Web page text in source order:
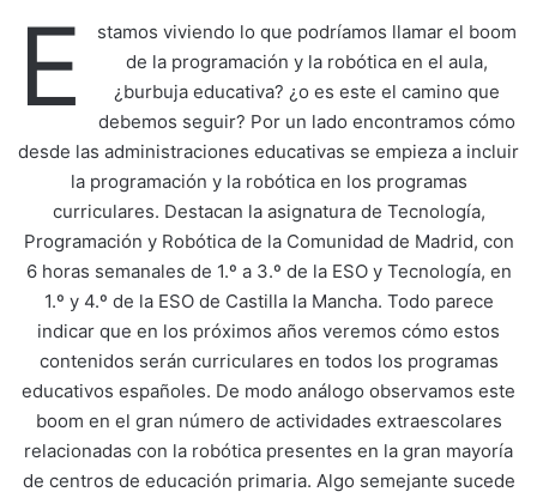
E
stamos viviendo lo que podríamos llamar el boom
de la programación y la robótica en el aula,
¿burbuja educativa? ¿o es este el camino que
debemos seguir? Por un lado encontramos cómo
desde las administraciones educativas se empieza a incluir
la programación y la robótica en los programas
curriculares. Destacan la asignatura de Tecnología,
Programación y Robótica de la Comunidad de Madrid, con
6 horas semanales de 1.º a 3.º de la ESO y Tecnología, en
1.º y 4.º de la ESO de Castilla la Mancha. Todo parece
indicar que en los próximos años veremos cómo estos
contenidos serán curriculares en todos los programas
educativos españoles. De modo análogo observamos este
boom en el gran número de actividades extraescolares
relacionadas con la robótica presentes en la gran mayoría
de centros de educación primaria. Algo semejante sucede